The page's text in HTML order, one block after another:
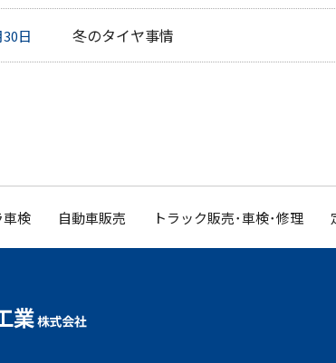
日 冬のタイヤ事情
車検 自動車販売 トラック販売･車検･修理